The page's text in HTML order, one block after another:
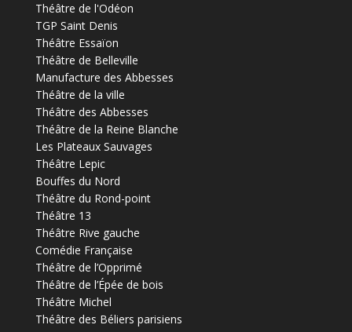
Théâtre de l'Odéon
TGP Saint Denis
Théâtre Essaïon
Théâtre de Belleville
Manufacture des Abbesses
Théâtre de la ville
Théâtre des Abbesses
Théâtre de la Reine Blanche
Les Plateaux Sauvages
Théâtre Lepic
Bouffes du Nord
Théâtre du Rond-point
Théâtre 13
Théâtre Rive gauche
Comédie Française
Théâtre de l’Opprimé
Théâtre de l’Épée de bois
Théâtre Michel
Théâtre des Béliers parisiens